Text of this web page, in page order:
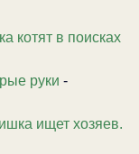
котят в поисках
руки -
ищет хозяев.